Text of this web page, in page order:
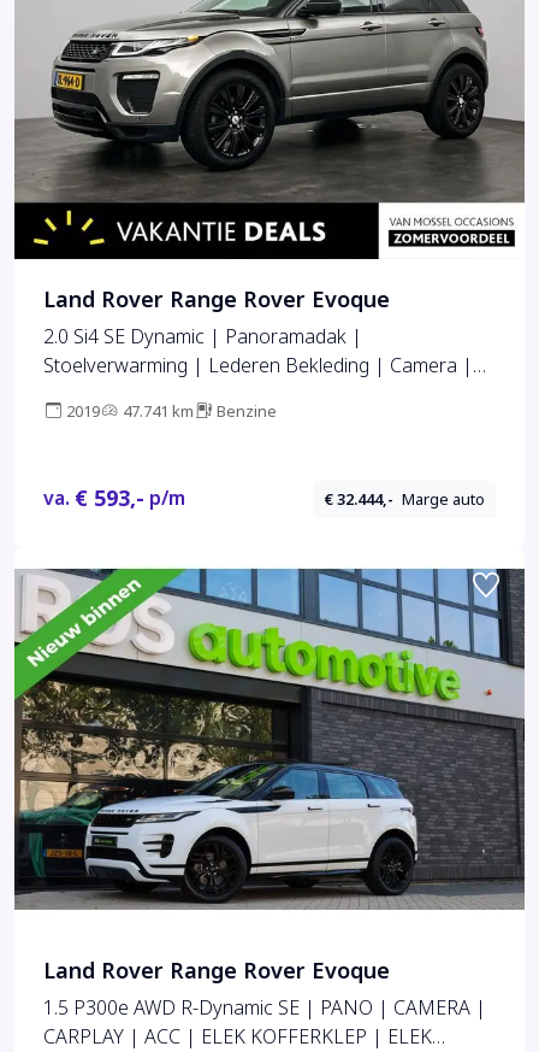
Land Rover Range Rover Evoque
2.0 Si4 SE Dynamic | Panoramadak |
Stoelverwarming | Lederen Bekleding | Camera |
2019 47.741 km Benzine
va. € 593,- p/m € 32.444,- Marge auto
Land Rover Range Rover Evoque
1.5 P300e AWD R-Dynamic SE | PANO | CAMERA |
CARPLAY | ACC | ELEK KOFFERKLEP | ELEK